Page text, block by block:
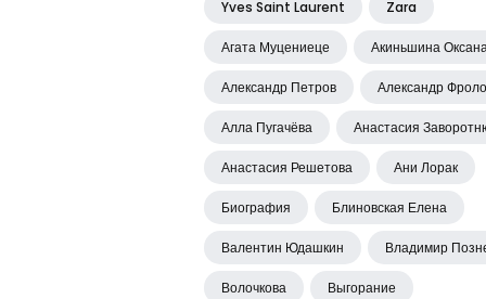
Yves Saint Laurent Zara
Агата Муцениеце Акиньшина
Александр Петров Александр
Алла Пугачёва Анастасия
Анастасия Решетова Ани Лорак
Биография Блиновская Елена
Валентин Юдашкин Владимир
Волочкова Выгорание